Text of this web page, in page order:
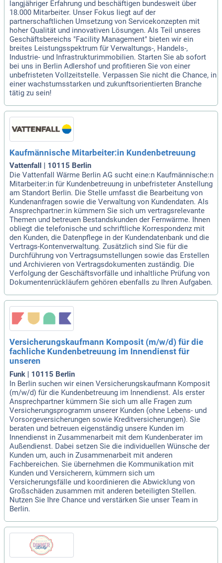
langjähriger Erfahrung und beschäftigen bundesweit über
18.000 Mitarbeiter. Unser Fokus liegt auf der
partnerschaftlichen Umsetzung von Servicekonzepten mit
hoher Qualität und innovativen Lösungen. Als Teil unseres
Geschäftsbereichs "Facility Management" bieten wir ein
breites Leistungsspektrum für Verwaltungs-, Handels-,
Industrie- und Infrastrukturimmobilien. Starten Sie ab sofort
bei uns in Berlin Adlershof und profitieren Sie von einer
unbefristeten Vollzeitstelle. Verpassen Sie nicht die Chance, in
einer wachstumsstarken und zukunftsorientierten Branche
tätig zu sein!
Kaufmännische Mitarbeiter:in Kundenbetreuung
Vattenfall | 10115 Berlin
Die Vattenfall Wärme Berlin AG sucht eine:n Kaufmännische:n
Mitarbeiter:in für Kundenbetreuung in unbefristeter Anstellung
am Standort Berlin. Die Stelle umfasst die Bearbeitung von
Kundenanfragen sowie die Verwaltung von Kundendaten. Als
Ansprechpartner:in kümmern Sie sich um vertragsrelevante
Themen und betreuen Bestandskunden der Fernwärme. Ihnen
obliegt die telefonische und schriftliche Korrespondenz mit
den Kunden, die Datenpflege in der Kundendatenbank und die
Vertrags-Kontenverwaltung. Zusätzlich sind Sie für die
Durchführung von Vertragsumstellungen sowie das Erstellen
und Archivieren von Vertragsdokumenten zuständig. Die
Verfolgung der Geschäftsvorfälle und inhaltliche Prüfung von
Dokumentenrückläufern gehören ebenfalls zu Ihren Aufgaben.
Versicherungskaufmann Komposit (m/w/d) für die
fachliche Kundenbetreuung im Innendienst für
unseren
Funk | 10115 Berlin
In Berlin suchen wir einen Versicherungskaufmann Komposit
(m/w/d) für die Kundenbetreuung im Innendienst. Als erster
Ansprechpartner kümmern Sie sich um alle Fragen zum
Versicherungsprogramm unserer Kunden (ohne Lebens- und
Vorsorgeversicherungen sowie Kreditversicherungen). Sie
beraten und betreuen eigenständig unsere Kunden im
Innendienst in Zusammenarbeit mit dem Kundenberater im
Außendienst. Dabei setzen Sie die individuellen Wünsche der
Kunden um, auch in Zusammenarbeit mit anderen
Fachbereichen. Sie übernehmen die Kommunikation mit
Kunden und Versicherern, kümmern sich um
Versicherungsfälle und koordinieren die Abwicklung von
Großschäden zusammen mit anderen beteiligten Stellen.
Nutzen Sie Ihre Chance und verstärken Sie unser Team in
Berlin.